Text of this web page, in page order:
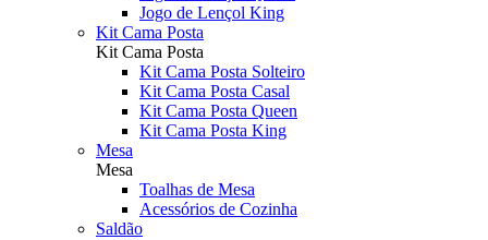
Jogo de Lençol King
Kit Cama Posta
Kit Cama Posta
Kit Cama Posta Solteiro
Kit Cama Posta Casal
Kit Cama Posta Queen
Kit Cama Posta King
Mesa
Mesa
Toalhas de Mesa
Acessórios de Cozinha
Saldão